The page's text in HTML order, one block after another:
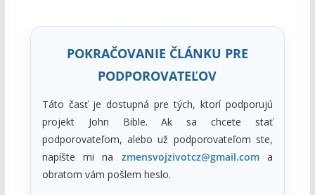
POKRAČOVANIE ČLÁNKU PRE
PODPOROVATEĽOV
Táto časť je dostupná pre tých, ktorí podporujú
projekt John Bible. Ak sa chcete stať
podporovateľom, alebo už podporovateľom ste,
napíšte mi na zmensvojzivotcz@gmail.coma
obratom vám pošlem heslo.